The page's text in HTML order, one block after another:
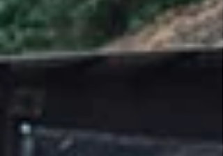
Christian Meislinger